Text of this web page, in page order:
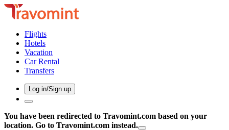
Flights
Hotels
Vacation
Car Rental
Transfers
Log in/Sign up
You have been redirected to Travomint.com based on your
location. Go to Travomint.com instead.